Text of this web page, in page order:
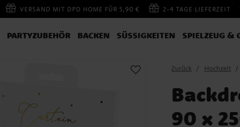
VERSAND MIT DPD HOME FÜR 5,90 € 2-4 TAGE LIEFERZEIT
PARTYZUBEHÖR BACKEN SÜSSIGKEITEN SPIELZEUG &
Zurück Hochzeit
90 x